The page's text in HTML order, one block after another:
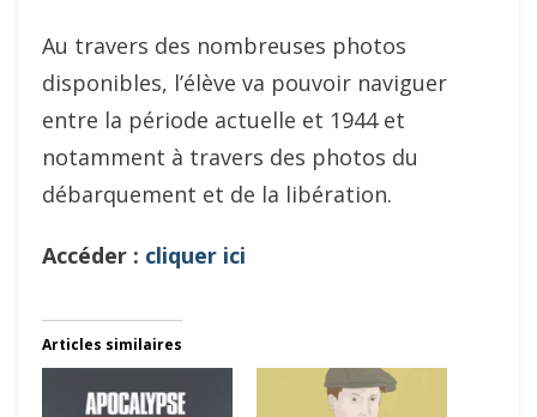
Au travers des nombreuses photos
disponibles, l’élève va pouvoir naviguer
entre la période actuelle et 1944 et
notamment à travers des photos du
débarquement et de la libération.
Accéder : cliquer ici
Articles similaires